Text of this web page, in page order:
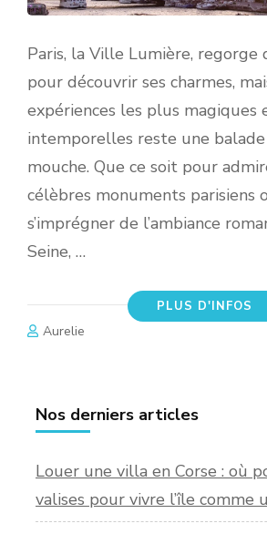
Paris, la Ville Lumière, regorge
pour découvrir ses charmes,
expériences les plus magiques
intemporelles reste une
mouche. Que ce soit pour
célèbres monuments parisiens
s’imprégner de l’ambiance
Seine, …
PLUS D'INFOS
Aurelie
Nos derniers articles
Louer une villa en Corse : où
valises pour vivre l’île comme